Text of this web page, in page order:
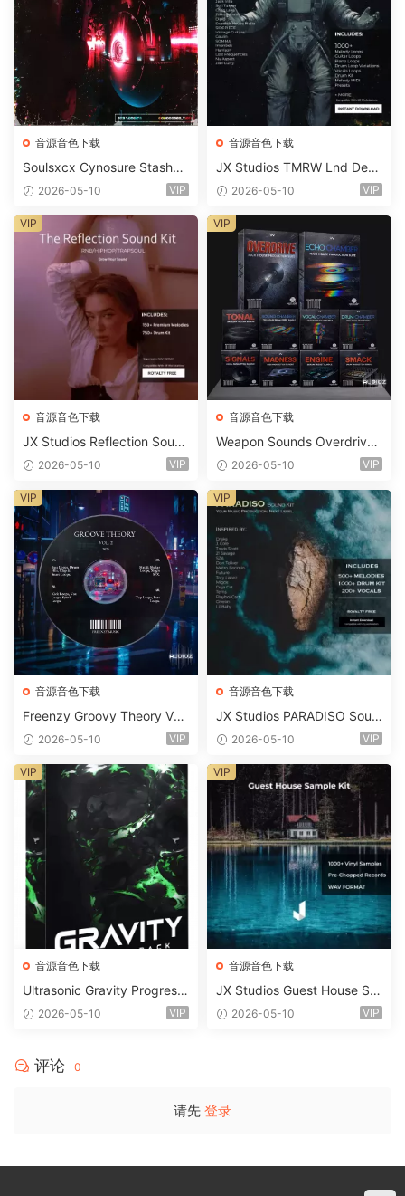
音源音色下载
Soulsxcx Cynosure Stashkit
WAV MiDi FST-FANTASTiC
2026-05-10 VIP
音源音色下载
JX Studios TMRW Lnd Dee
p And Tech House Sound Ki
ets-FANTASTiC
2026-05-10 VIP
音源音色下载
JX Studios Reflection Soun
d Kit WAV-FANTASTiC
2026-05-10 VIP
VIP
音源音色下载
Weapon Sounds Overdrive
x Echo Chamber Production
m 2 Presets-FANTASTiC
2026-05-10 VIP
VIP
音源音色下载
Freenzy Groovy Theory Vol.
2 WAV
2026-05-10 VIP
VIP
音源音色下载
JX Studios PARADISO Soun
d Kit MULTiFORMAT-FANTA
2026-05-10 VIP
VIP
音源音色下载
Ultrasonic Gravity Progressi
ve House Sample Pack Ulti
ank-ARCADiA
2026-05-10 VIP
VIP
音源音色下载
JX Studios Guest House Sa
mples WAV-FANTASTiC
2026-05-10 VIP
VIP
评论 0
请先 登录